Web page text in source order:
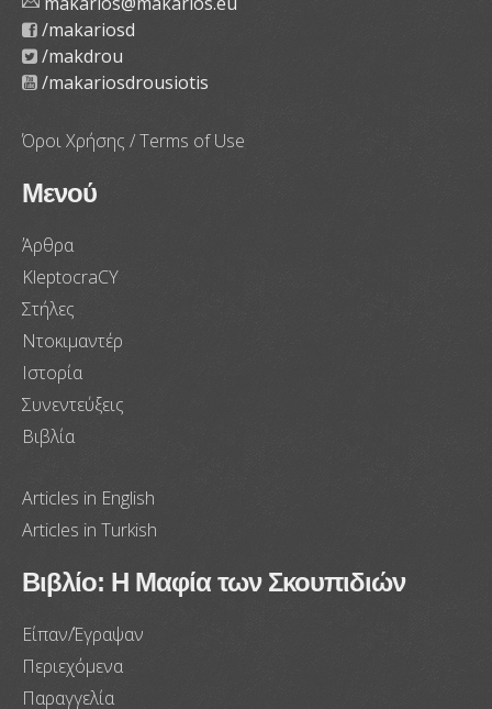
/makariosd
/makdrou
/makariosdrousiotis
Όροι Χρήσης / Terms of Use
Μενού
Άρθρα
KleptocraCY
Στήλες
Ντοκιμαντέρ
Ιστορία
Συνεντεύξεις
Βιβλία
Articles in English
Articles in Turkish
Βιβλίο: Η Μαφία των Σκουπιδιών
Είπαν/Έγραψαν
Περιεχόμενα
Παραγγελία